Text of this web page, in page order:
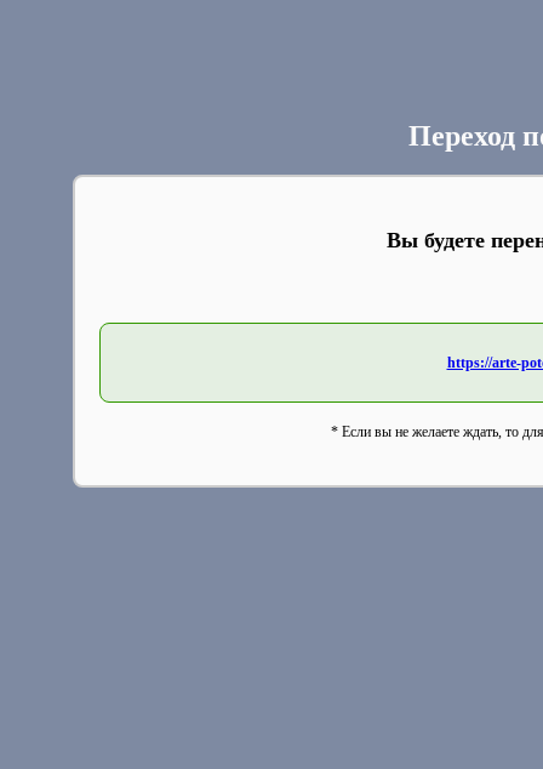
Переход
Вы будете
https://arte-
* Если вы не желаете ждать, то